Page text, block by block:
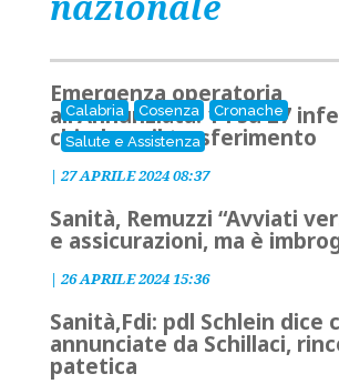
Calabria Cosenza
Cronache
Salute e Assistenza
Emergenza operatoria
all'Annunziata: 14 su 27
chiedono il trasferimento
| 27 APRILE 2024 08:37
Sanità, Remuzzi “Avviati
e assicurazioni, ma è
| 26 APRILE 2024 15:36
Sanità,Fdi: pdl Schlein dice
annunciate da Schillaci,
patetica